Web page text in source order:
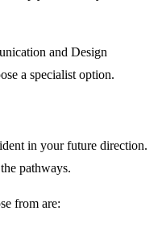
and Design
a specialist option.
in your future direction.
pathways.
from are: